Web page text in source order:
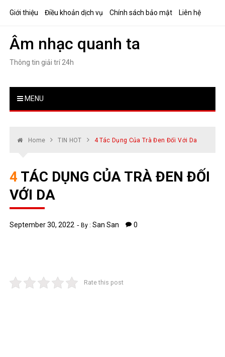
Giới thiệu Điều khoản dịch vụ Chính sách bảo mật Liên hệ
Âm nhạc quanh ta
Thông tin giải trí 24h
MENU
Home TIN HOT 4 Tác Dụng Của Trà Đen Đối Với Da
4 TÁC DỤNG CỦA TRÀ ĐEN ĐỐI
VỚI DA
September 30, 2022 By :San San 0
Rate this post